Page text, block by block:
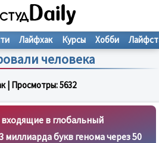
человека
| Просмотры:5632
Лайфхак Курсы Хобби
в глобальный
миллиарда букв генома через 50